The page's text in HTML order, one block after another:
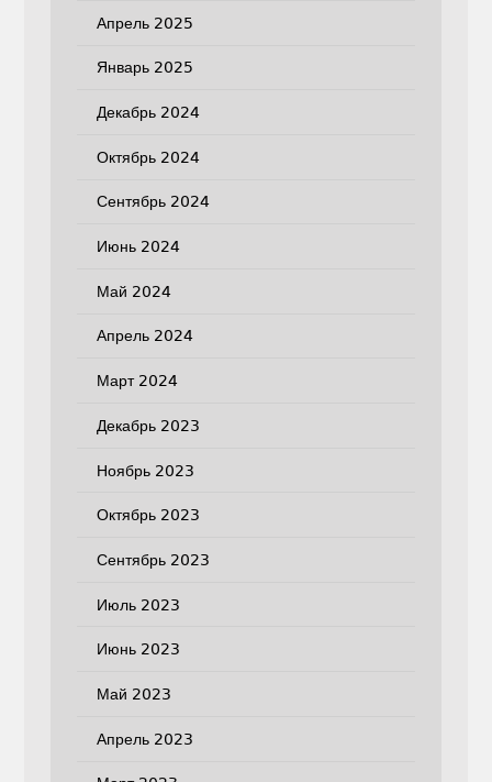
Апрель 2025
Январь 2025
Декабрь 2024
Октябрь 2024
Сентябрь 2024
Июнь 2024
Май 2024
Апрель 2024
Март 2024
Декабрь 2023
Ноябрь 2023
Октябрь 2023
Сентябрь 2023
Июль 2023
Июнь 2023
Май 2023
Апрель 2023